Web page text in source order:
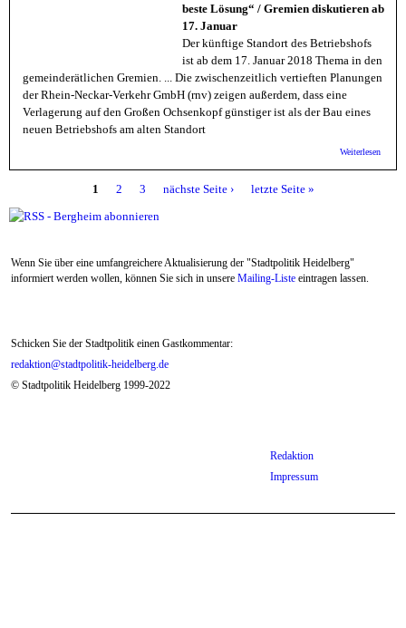
beste Lösung“ / Gremien diskutieren ab
17. Januar
Der künftige Standort des Betriebshofs
ist ab dem 17. Januar 2018 Thema in den
gemeinderätlichen Gremien. ... Die zwischenzeitlich vertieften Planungen
der Rhein-Neckar-Verkehr GmbH (rnv) zeigen außerdem, dass eine
Verlagerung auf den Großen Ochsenkopf günstiger ist als der Bau eines
neuen Betriebshofs am alten Standort
Weiterlesen
1 2 3 nächste Seite › letzte Seite »
Wenn Sie über eine umfangreichere Aktualisierung der "Stadtpolitik Heidelberg"
informiert werden wollen, können Sie sich in unsere Mailing-Liste eintragen lassen.
Schicken Sie der Stadtpolitik einen Gastkommentar:
redaktion@stadtpolitik-heidelberg.de
© Stadtpolitik Heidelberg 1999-2022
Redaktion
Impressum